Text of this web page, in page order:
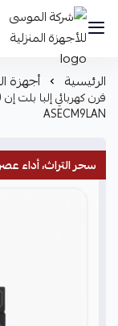
شركة الموسى
الرئيسية أجهزة
ASECM9LAN
سحر التراث، أداء